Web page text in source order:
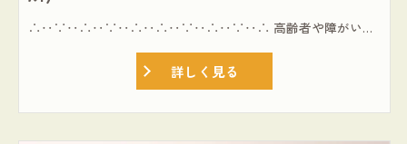
∴‥∵‥∴‥∵‥∴‥∴‥∵‥∴‥∵‥∴ 高齢者や障がい者、子育て世代など、地域のみんなに福祉は必要だと考えます。 理想とするワークライフバランスを叶えられる【通所介護職員】募集 ∴‥∵‥∴‥∵‥∴‥∴‥∵‥∴‥∵‥∴ ≪1991年設立の夢コープの働き方≫ ◎扶養控除内勤務OK(週1～OK) ◎毎月・ヘルパー会議を実施(研修ミーティング) ◎スマホアプリで報連相が可能 ≪仕事内容≫ ◎レクリエーションの実施 ◎生活援助 └食事や入浴、排泄の介助 ◎送迎業務 ※夜勤なし(デイサービスのみ) ※7人以下の少人数の通所
詳しく見る